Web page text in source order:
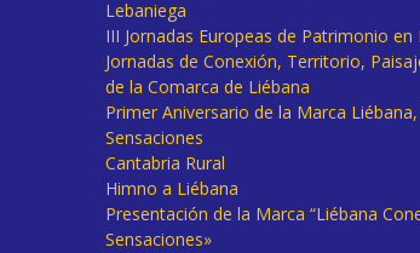
Lebaniega
III Jornadas Europeas de Patrimonio en
Jornadas de Conexión, Territorio,
de la Comarca de Liébana
Primer Aniversario de la Marca
Sensaciones
Cantabria Rural
Himno a Liébana
Presentación de la Marca “Liébana
Sensaciones»